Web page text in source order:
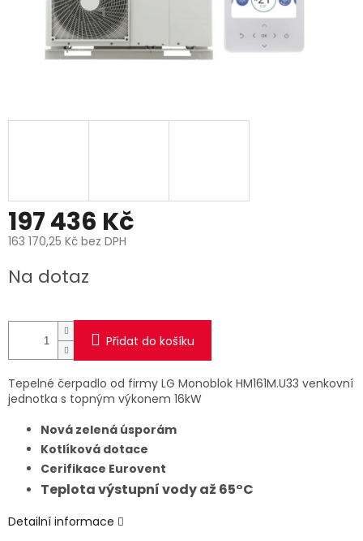
197 436 Kč
163 170,25 Kč bez DPH
cena:
Na dotaz
Přidat do košíku
Tepelné čerpadlo od firmy LG Monoblok HM161M.U33 venkovní
jednotka s topným výkonem 16kW
Nová zelená úsporám
Kotlíková dotace
Cerifikace Eurovent
Teplota výstupní vody až 65°C
Detailní informace